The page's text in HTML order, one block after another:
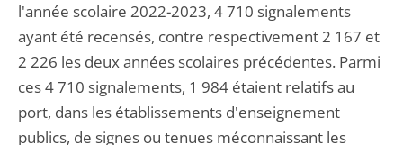
l'année scolaire 2022-2023, 4 710 signalements
ayant été recensés, contre respectivement 2 167 et
2 226 les deux années scolaires précédentes. Parmi
ces 4 710 signalements, 1 984 étaient relatifs au
port, dans les établissements d'enseignement
publics, de signes ou tenues méconnaissant les